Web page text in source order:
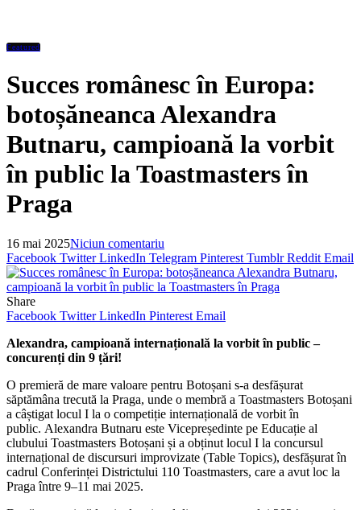
Featured
Succes românesc în Europa:
botoșăneanca Alexandra
Butnaru, campioană la vorbit
în public la Toastmasters în
Praga
16 mai 2025Niciun comentariu
Facebook Twitter LinkedIn Telegram Pinterest Tumblr Reddit Email
Share
Facebook Twitter LinkedIn Pinterest Email
Alexandra, campioană internațională la vorbit în public –
concurenți din 9 țări!
O premieră de mare valoare pentru Botoșani s-a desfășurat
săptămâna trecută la Praga, unde o membră a Toastmasters Botoșani
a câștigat locul I la o competiție internațională de vorbit în
public. Alexandra Butnaru este Vicepreședinte pe Educație al
clubului Toastmasters Botoșani și a obținut locul I la concursul
internațional de discursuri improvizate (Table Topics), desfășurat în
cadrul Conferinței Districtului 110 Toastmasters, care a avut loc la
Praga între 9–11 mai 2025.